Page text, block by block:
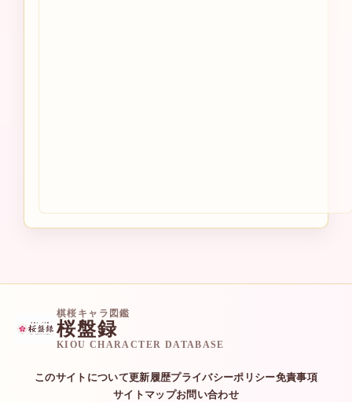
棋桜キャラ図鑑
桜盤録
KIOU CHARACTER DATABASE
このサイトについて更新履歴プライバシーポリシー免責事項
サイトマップお問い合わせ